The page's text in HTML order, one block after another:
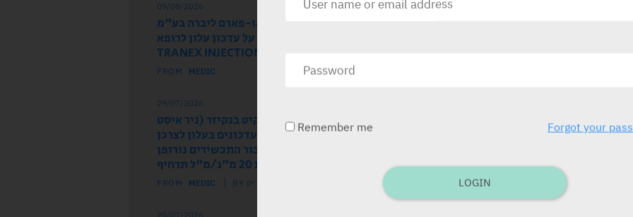
09/08/2026
חברת טק-או-פארם ליברה בע"מ
מבקשת להודיע על עדכון עלון לרופא
FROM MEDIC
29/07/2026
בעל הרישום רקיט בנקיזר (ניר איסט
בע"מ) מודיע על עדכונים בעלון לצרכן
ובעלון לרופא עבור התכשירים נורופן
לילדים תפוז ותות 20 מ"ג/מ"ל תרחיף
FROM MEDIC BY מדיק
20/07/2026
Remember me Forgot your
LOGIN